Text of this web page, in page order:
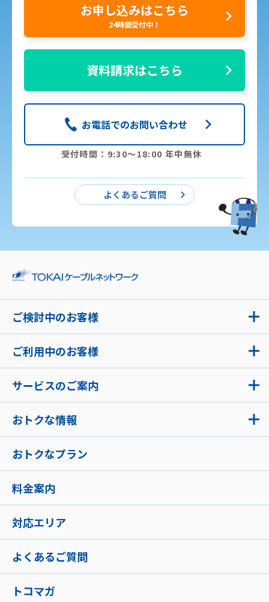
お申し込みはこちら
24時間受付中！
資料請求はこちら
お電話でのお問い合わせ
受付時間：9:30〜18:00 年中無休
よくあるご質問
ご検討中のお客様
ご利用中のお客様
サービスのご案内
おトクな情報
おトクなプラン
料金案内
対応エリア
よくあるご質問
トコマガ